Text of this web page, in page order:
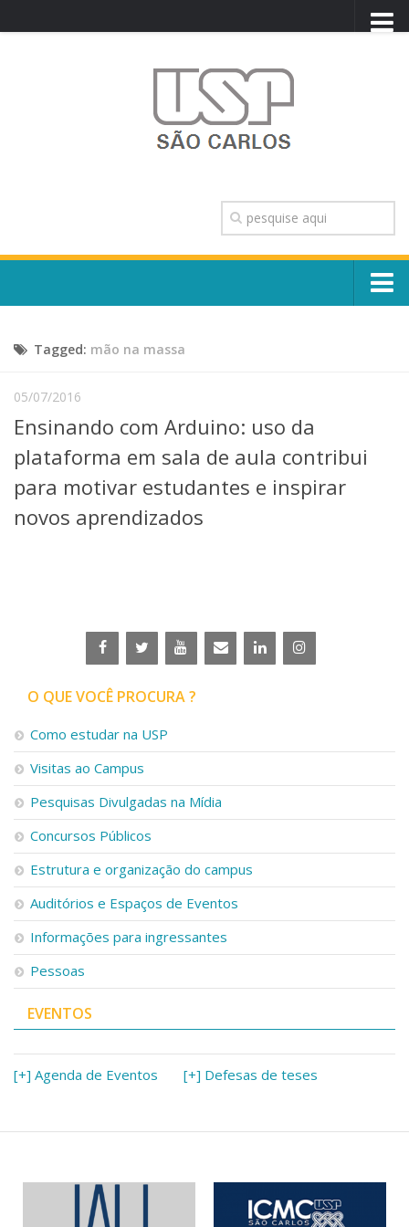
TRANSPARÊNCIA
OUVIDORIA
CONTATO
Escola, Institutos e Órgãos
Núcleos e Comissões
Telefones e Mapas
Pessoas
Graduação
Pós-Graduação
Centros, Núcleos e Projetos em Rede
Pós-doutorado
Iniciação Científica
Transferência de Tecnologia
Empresas Juniores
Extensão à Comunidade
Projetos, Programas e Cursos
Artes, Cultura e Esportes
Museus e Espaços Interativos
Bibliotecas
Apoio ao Estudante
Segurança, Trânsito e Prevenção
RH, Administrativo e Financeiro
Outros serviços
Comunicação
Assessorias e Mídias
Jornal da USP
Tagged: mão na massa
05/07/2016
Ensinando com Arduino: uso da
plataforma em sala de aula contribui
para motivar estudantes e inspirar
novos aprendizados
O QUE VOCÊ PROCURA ?
Como estudar na USP
Visitas ao Campus
Pesquisas Divulgadas na Mídia
Concursos Públicos
Estrutura e organização do campus
Auditórios e Espaços de Eventos
Informações para ingressantes
Pessoas
EVENTOS
[+] Agenda de Eventos [+] Defesas de teses